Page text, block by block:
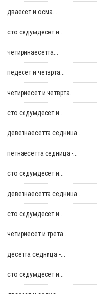
дваесет и осма...
сто седумдесет и...
четиринаесетта...
педесет и четврта...
четириесет и четврта...
сто седумдесет и...
деветнаесетта седница...
петнаесетта седница -...
сто седумдесет и...
деветнаесетта седница...
сто седумдесет и...
четириесет и трета...
десетта седница -...
сто седумдесет и...